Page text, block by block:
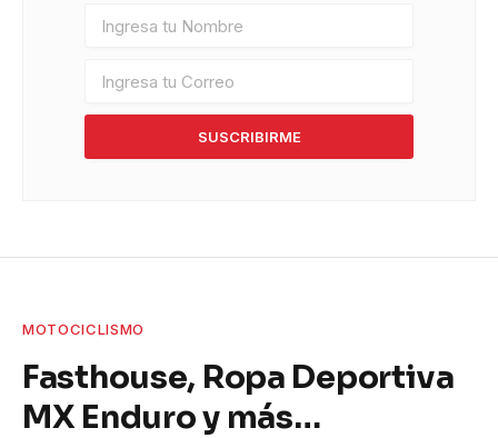
SUSCRIBIRME
MOTOCICLISMO
Fasthouse, Ropa Deportiva
MX Enduro y más…